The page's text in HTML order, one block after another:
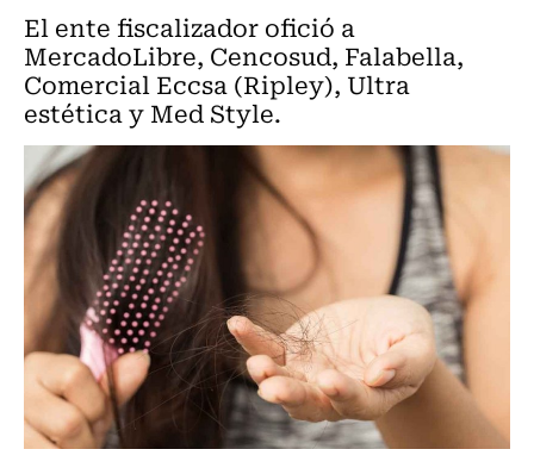
El ente fiscalizador ofició a
MercadoLibre, Cencosud, Falabella,
Comercial Eccsa (Ripley), Ultra
estética y Med Style.